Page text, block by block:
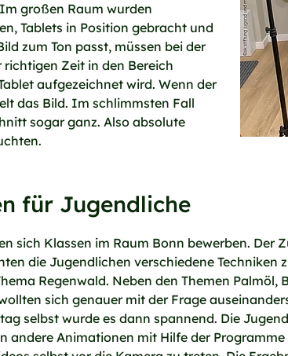
großen Raum wurden
Tablets in Position gebracht und
zum Ton passt, müssen bei der
Zeit in den Bereich
aufgezeichnet wird. Wenn der
das Bild. Im schlimmsten Fall
sogar ganz. Also absolute
für Jugendliche
sich Klassen im Raum Bonn bewerben.
die Jugendlichen verschiedene
Regenwald. Neben den Themen
sich genauer mit der Frage
selbst wurde es dann spannend. Die
andere Animationen mit Hilfe der